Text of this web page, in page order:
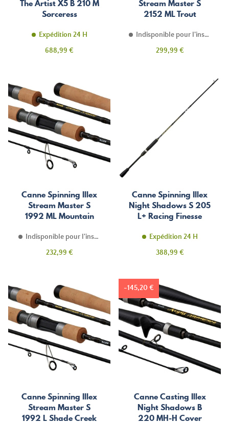
The Artist X5 B 210 M
Sorceress
Expédition 24 H
Prix
688,99 €
Stream Master S
2152 ML Trout
Indisponible pour l'instant
Prix
299,99 €
Canne Spinning Illex
Stream Master S
1992 ML Mountain
Indisponible pour l'instant
Prix
232,99 €
Canne Spinning Illex
Night Shadows S 205
L+ Racing Finesse
Expédition 24 H
Prix
388,99 €
Canne Spinning Illex
Stream Master S
1992 L Shade Creek
Canne Casting Illex
Night Shadows B
220 MH-H Cover
-145,20 €